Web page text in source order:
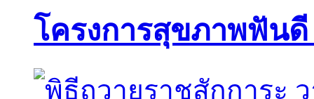
โครงการสุขภาพฟันดี